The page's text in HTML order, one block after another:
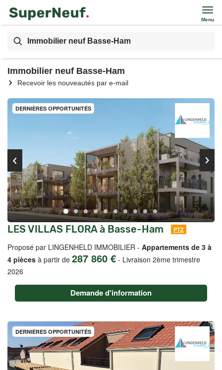
Menu
Immobilier neuf Basse-Ham
Immobilier neuf Basse-Ham
Recevoir les nouveautés par e-mail
DERNIÈRES OPPORTUNITÉS
LES VILLAS FLORA à Basse-Ham PTZ
Proposé par LINGENHELD IMMOBILIER - Appartements de 3 à
4 pièces à partir de 287 860 € - Livraison 2ème trimestre
2026
Demande d'information
DERNIÈRES OPPORTUNITÉS